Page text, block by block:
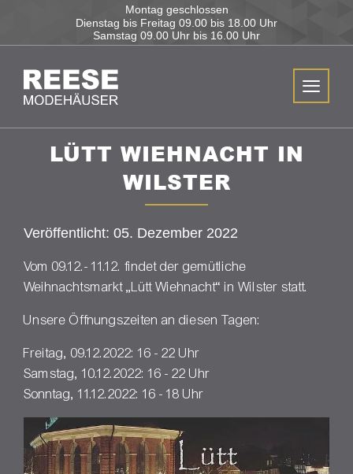
Montag geschlossen
Dienstag bis Freitag 09.00 bis 18.00 Uhr
Samstag 09.00 Uhr bis 16.00 Uhr
LÜTT WIEHNACHT IN
WILSTER
Veröffentlicht: 05. Dezember 2022
Vom 09.12.- 11.12. findet der gemütliche
Weihnachtsmarkt „Lütt Wiehnacht“ in Wilster statt.
Unsere Öffnungszeiten an diesen Tagen:
Freitag, 09.12.2022: 16 - 22 Uhr
Samstag, 10.12.2022: 16 - 22 Uhr
Sonntag, 11.12.2022: 16 - 18 Uhr